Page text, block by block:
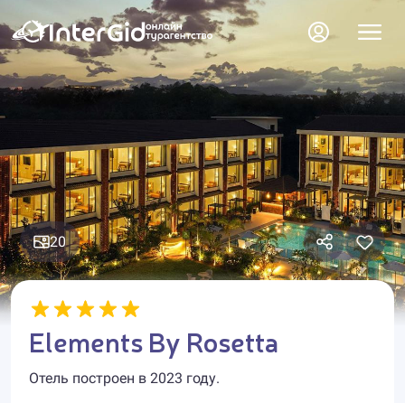
20
Elements By Rosetta
Отель построен в 2023 году.